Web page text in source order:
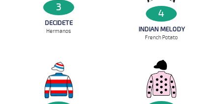
3
DECIDETE
Hermanos
4
INDIAN MELODY
French Potato